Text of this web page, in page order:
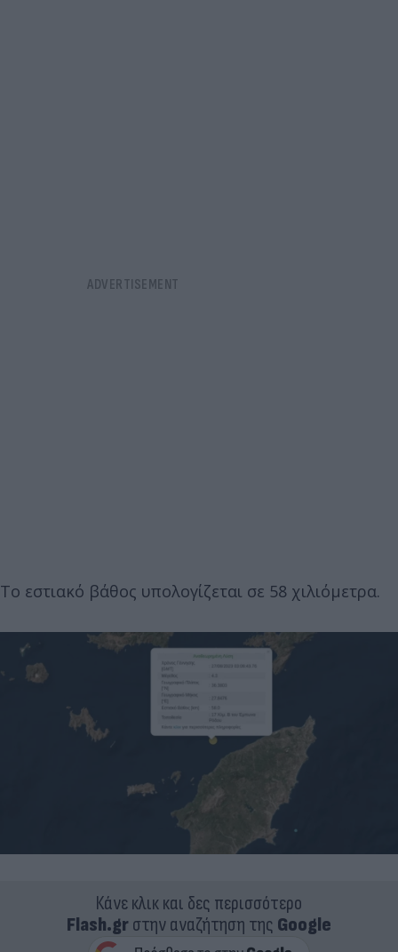
Το εστιακό βάθος υπολογίζεται σε 58 χιλιόμετρα.
Κάνε κλικ και δες περισσότερο
Flash.grστην αναζήτηση της Google